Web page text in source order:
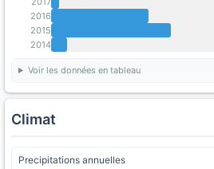
2016
2015
2014
Voir les données en tableau
Climat
Precipitations annuelles